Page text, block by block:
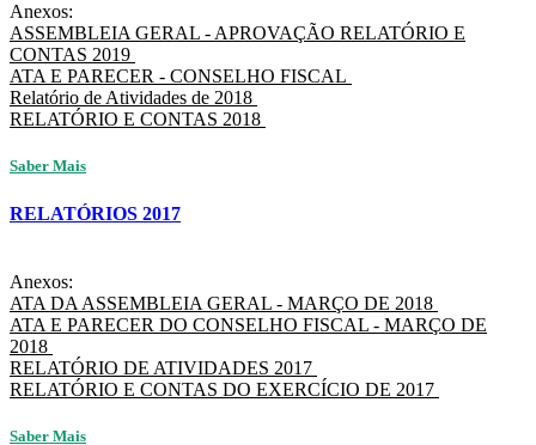
Anexos:
ASSEMBLEIA GERAL - APROVAÇÃO RELATÓRIO E
CONTAS 2019
ATA E PARECER - CONSELHO FISCAL
Relatório de Atividades de 2018
RELATÓRIO E CONTAS 2018
Saber Mais
RELATÓRIOS 2017
Anexos:
ATA DA ASSEMBLEIA GERAL - MARÇO DE 2018
ATA E PARECER DO CONSELHO FISCAL - MARÇO DE
2018
RELATÓRIO DE ATIVIDADES 2017
RELATÓRIO E CONTAS DO EXERCÍCIO DE 2017
Saber Mais